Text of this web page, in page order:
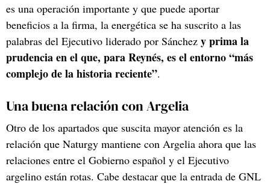
es una operación importante y que puede aportar
beneficios a la firma, la energética se ha suscrito a las
palabras del Ejecutivo liderado por Sánchez y prima la
prudencia en el que, para Reynés, es el entorno “más
complejo de la historia reciente”.
Una buena relación con Argelia
Otro de los apartados que suscita mayor atención es la
relación que Naturgy mantiene con Argelia ahora que las
relaciones entre el Gobierno español y el Ejecutivo
argelino están rotas. Cabe destacar que la entrada de GNL